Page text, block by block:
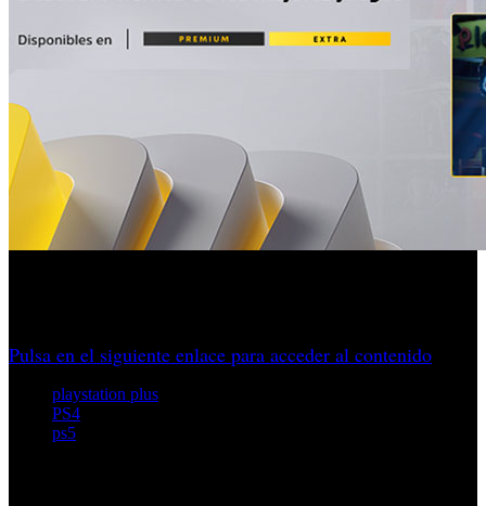
Pulsa en el siguiente enlace para acceder al contenido
playstation plus
PS4
ps5